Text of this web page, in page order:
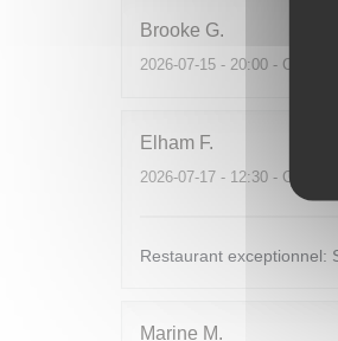
Brooke G
2026-07-15 - 20:00 -
Elham F
2026-07-17 - 12:30 -
Restaurant exceptionnel:
Marine M